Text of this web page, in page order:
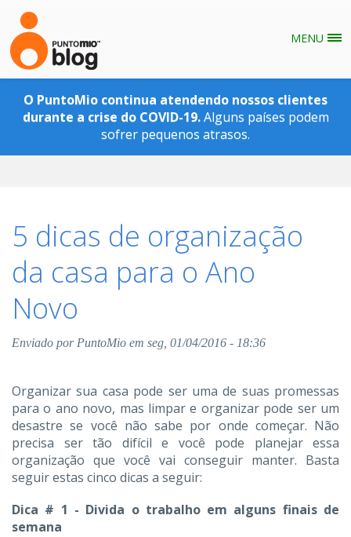
MENU
O PuntoMio continua atendendo nossos clientes
durante a crise do COVID-19.Alguns países podem
sofrer pequenos atrasos.
5 dicas de organização
da casa para o Ano
Novo
Enviado por PuntoMio em seg, 01/04/2016 - 18:36
Organizar sua casa pode ser uma de suas promessas
para o ano novo, mas limpar e organizar pode ser um
desastre se você não sabe por onde começar. Não
precisa ser tão difícil e você pode planejar essa
organização que você vai conseguir manter. Basta
seguir estas cinco dicas a seguir:
Dica # 1 - Divida o trabalho em alguns finais de
semana